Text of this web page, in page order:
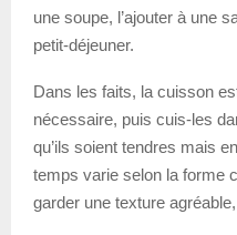
une soupe, l’ajouter à une
petit-déjeuner.
Dans les faits, la cuisson
nécessaire, puis cuis-les
qu’ils soient tendres mais
temps varie selon la forme
garder une texture